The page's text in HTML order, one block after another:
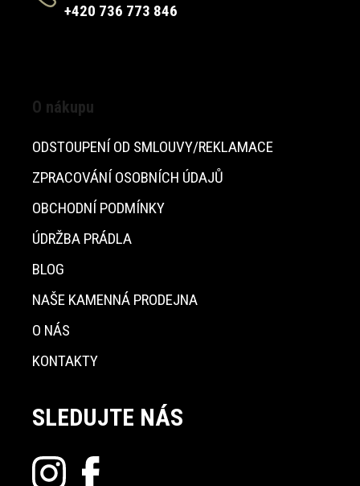
+420 736 773 846
O nákupu
ODSTOUPENÍ OD SMLOUVY/REKLAMACE
ZPRACOVÁNÍ OSOBNÍCH ÚDAJŮ
OBCHODNÍ PODMÍNKY
ÚDRŽBA PRÁDLA
BLOG
NAŠE KAMENNÁ PRODEJNA
O NÁS
KONTAKTY
SLEDUJTE NÁS